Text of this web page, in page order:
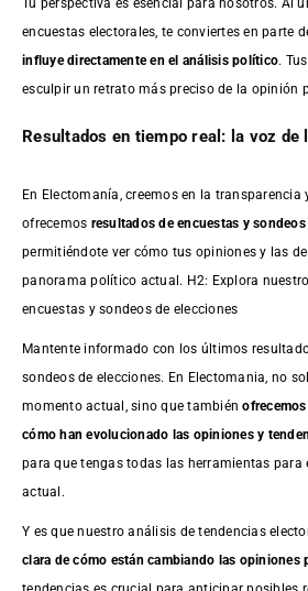
Tu perspectiva es esencial para nosotros. Al
encuestas electorales, te conviertes en parte
influye directamente en el análisis político.
esculpir un retrato más preciso de la opinión
Resultados en tiempo real: la voz de
En Electomanía, creemos en la transparencia
ofrecemos resultados deencuestas y sondeos
permitiéndote ver cómo tus opiniones y las
panorama político actual. H2: Explora
encuestas y sondeos de elecciones
Mantente informado con los últimos
sondeos de elecciones. En Electomania, no
momento actual, sino que también
cómo han evolucionado las opiniones y
para que tengas todas las herramientas para
actual.
Y es que nuestro análisis de tendencias
clara de cómo están cambiando las opiniones